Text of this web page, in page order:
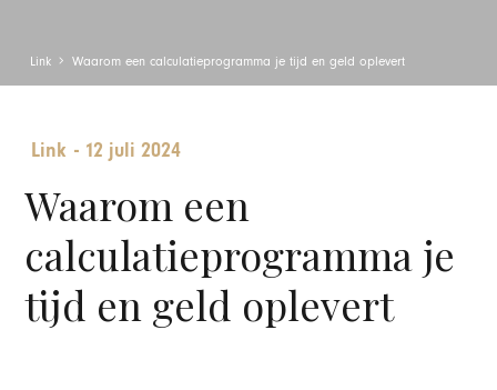
Link Waarom een calculatieprogramma je tijd en geld oplevert
Link - 12 juli 2024
Waarom een
calculatieprogramma je
tijd en geld oplevert